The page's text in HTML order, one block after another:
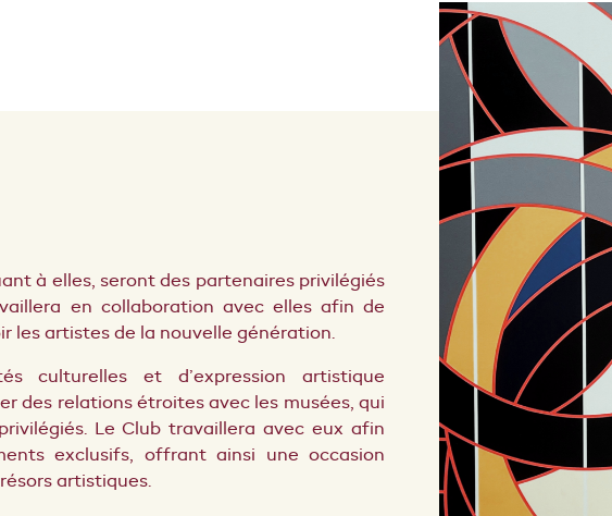
à elles, seront des partenaires privilégiés
en collaboration avec elles afin de
les artistes de la nouvelle génération.
culturelles et d’expression artistique
des relations étroites avec les musées, qui
Le Club travaillera avec eux afin
exclusifs, offrant ainsi une occasion
artistiques.